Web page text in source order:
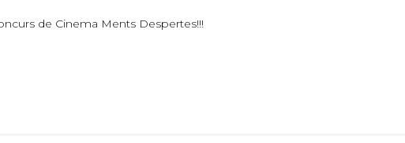
de Cinema Ments Despertes!!!